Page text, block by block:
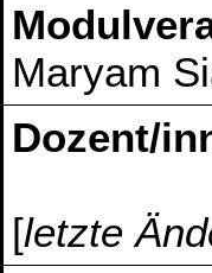
Maryam
Dozent/
[letzte